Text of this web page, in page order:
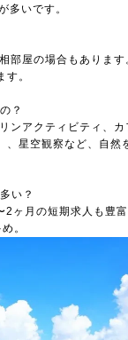
多いです。
部屋の場合もありま
。
？
ンアクティビティ、カ
、星空観察など、自然
い？
2ヶ月の短期求人も豊
。